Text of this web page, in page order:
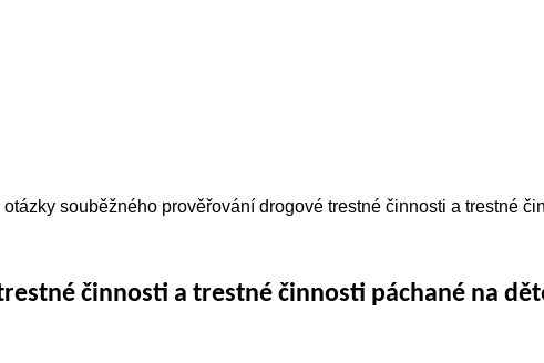
otázky souběžného prověřování drogové trestné činnosti a trestné
činnosti a trestné činnosti páchané na